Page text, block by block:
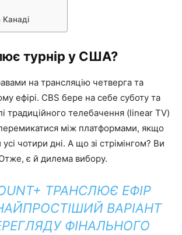
Канаді
турнір у США?
на трансляцію четверга та
ефірі. CBS бере на себе суботу та
традиційного телебачення (linear TV)
між платформами, якщо
чотири дні. А що зі стрімінгом? Ви
є й дилема вибору.
ТРАНСЛЮЄ ЕФІР
ВАРІАНТ
ФІНАЛЬНОГО